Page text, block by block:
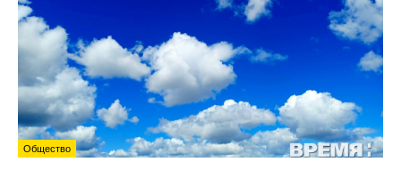
Общество